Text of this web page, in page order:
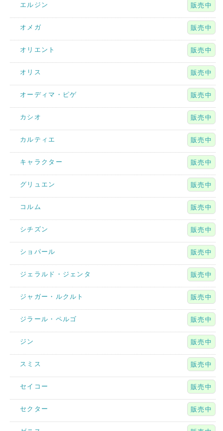
エルジン 販売中
オメガ 販売中
オリエント 販売中
オリス 販売中
オーディマ・ピゲ 販売中
カシオ 販売中
カルティエ 販売中
キャラクター 販売中
グリュエン 販売中
コルム 販売中
シチズン 販売中
ショパール 販売中
ジェラルド・ジェンタ 販売中
ジャガー・ルクルト 販売中
ジラール・ペルゴ 販売中
ジン 販売中
スミス 販売中
セイコー 販売中
セクター 販売中